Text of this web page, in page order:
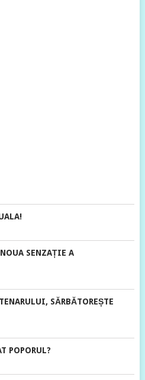
SENZAȚIE A
SĂRBĂTOREȘTE
POPORUL?